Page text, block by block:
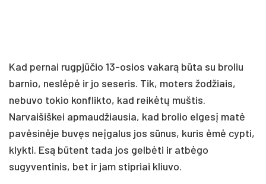
Kad pernai rugpjūčio 13-osios vakarą būta su broliu
barnio, neslėpė ir jo seseris. Tik, moters žodžiais,
nebuvo tokio konflikto, kad reikėtų muštis.
Narvaišiškei apmaudžiausia, kad brolio elgesį matė
pavėsinėje buvęs neįgalus jos sūnus, kuris ėmė cypti,
klykti. Esą būtent tada jos gelbėti ir atbėgo
sugyventinis, bet ir jam stipriai kliuvo.